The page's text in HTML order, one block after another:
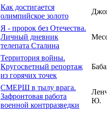
Как достигается
олимпийское золото
Я - пророк без Отечества.
Личный дневник
телепата Сталина
Территория войны.
Кругосветный репортаж
из горячих точек
СМЕРШ в тылу врага.
Зафронтовая работа
военной контрразведки
Ю.